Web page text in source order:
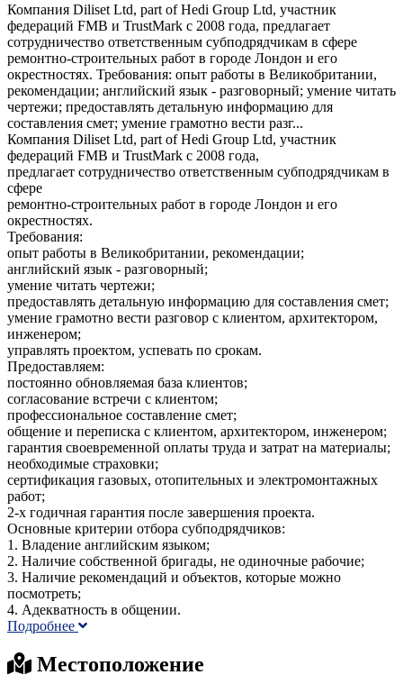
Компания Diliset Ltd, part of Hedi Group Ltd, участник
федераций FMB и TrustMark c 2008 года, предлагает
сотрудничество ответственным субподрядчикам в сфере
ремонтно-строительных работ в городе Лондон и его
окрестностях. Требования: опыт работы в Великобритании,
рекомендации; английский язык - разговорный; умение читать
чертежи; предоставлять детальную информацию для
составления смет; умение грамотно вести разг...
Компания Diliset Ltd, part of Hedi Group Ltd, участник
федераций FMB и TrustMark c 2008 года,
предлагает сотрудничество ответственным субподрядчикам в
сфере
ремонтно-строительных работ в городе Лондон и его
окрестностях.
Требования:
опыт работы в Великобритании, рекомендации;
английский язык - разговорный;
умение читать чертежи;
предоставлять детальную информацию для составления смет;
умение грамотно вести разговор с клиентом, архитектором,
инженером;
управлять проектом, успевать по срокам.
Предоставляем:
постоянно обновляемая база клиентов;
согласование встречи с клиентом;
профессиональное составление смет;
общение и переписка с клиентом, архитектором, инженером;
гарантия своевременной оплаты труда и затрат на материалы;
необходимые страховки;
сертификация газовых, отопительных и электромонтажных
работ;
2-х годичная гарантия после завершения проекта.
Основные критерии отбора субподрядчиков:
1. Владение английским языком;
2. Наличие собственной бригады, не одиночные рабочие;
3. Наличие рекомендаций и объектов, которые можно
посмотреть;
4. Адекватность в общении.
Подробнее
Местоположение